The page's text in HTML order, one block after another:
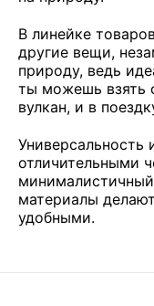
В линейке
другие вещи,
природу, ведь
ты можешь взять
вулкан, и в
Универсальность
отличительными
материалы
удобными.